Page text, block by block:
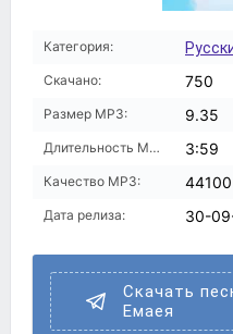
Категория:
Скачано: 750
Размер MP3: 9.35
Длительность MP3: 3:59
Качество MP3:
Дата релиза: 30-
Скачать
Емаея